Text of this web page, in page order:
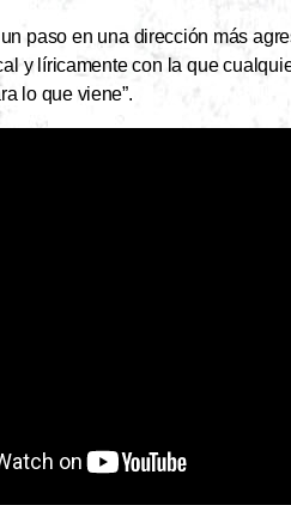
paso en una dirección más
y líricamente con la que
lo que viene”.